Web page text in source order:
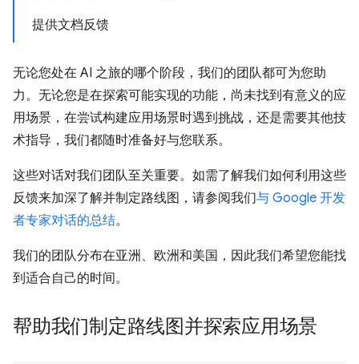
提供文档反馈
无论您处在 AI 之旅的哪个阶段，我们的团队都可为您助
力。无论您是在探索可能实现的功能，尚未找到有意义的应
用场景，在尝试构建应用场景时遇到挑战，还是需要其他技
术指导，我们都随时准备好与您联系。
这些对话对我们团队至关重要。如需了解我们如何利用这些
反馈来加深了解并制定路线图，请参阅我们与 Google 开发
者专家对话的总结。
我们的团队分布在亚洲、欧洲和美国，因此我们希望您能找
到适合自己的时间。
帮助我们制定路线图并探索应用场景